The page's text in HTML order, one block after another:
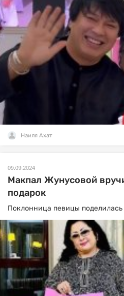
Наиля Ахат
09.09.2024
Макпал Жунусовой
подарок
Поклонница певицы поделилась